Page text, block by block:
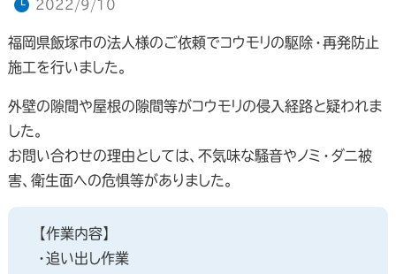
2022/9/10
福岡県飯塚市の法人様のご依頼でコウモリの駆除・再発防止
施工を行いました。
外壁の隙間や屋根の隙間等がコウモリの侵入経路と疑われま
した。
お問い合わせの理由としては、不気味な騒音やノミ・ダニ被
害、衛生面への危惧等がありました。
【作業内容】
・追い出し作業